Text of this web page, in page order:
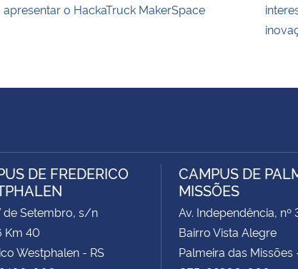
apresentar o HackaTruck MakerSpace
DE FREDERICO
de Setembro, s/n
Km 40
Westphalen - RS
CAMPUS DE
MISSÕES
Av. Independência, nº
Bairro Vista Alegre
Palmeira das Missões